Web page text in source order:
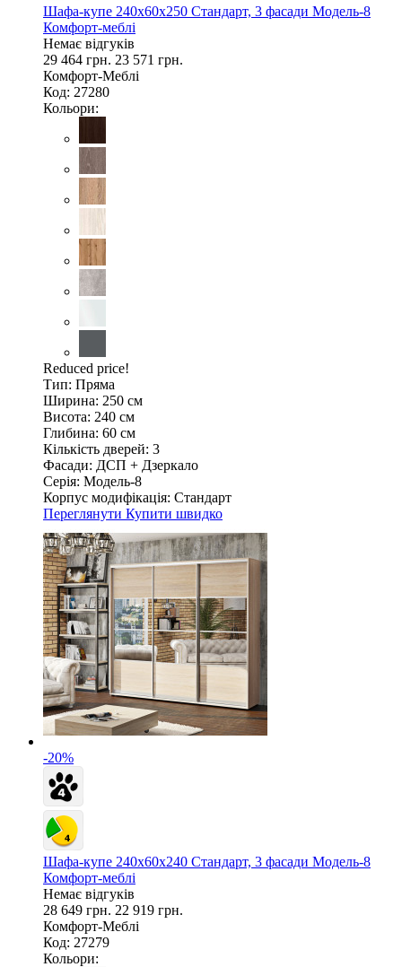
Шафа-купе 240х60х250 Стандарт, 3 фасади Модель-8
Комфорт-меблі
Немає відгуків
29 464 грн. 23 571 грн.
Комфорт-Меблі
Код: 27280
Кольори:
Reduced price!
Тип: Пряма
Ширина: 250 см
Висота: 240 см
Глибина: 60 см
Кількість дверей: 3
Фасади: ДСП + Дзеркало
Серія: Модель-8
Корпус модифікація: Стандарт
Переглянути Купити швидко
-20%
Шафа-купе 240х60х240 Стандарт, 3 фасади Модель-8
Комфорт-меблі
Немає відгуків
28 649 грн. 22 919 грн.
Комфорт-Меблі
Код: 27279
Кольори: